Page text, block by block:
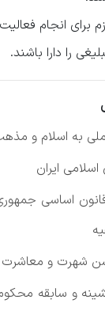
برای انجام
را دارا باشند.
عملی به اسلام و
ایران
اساسی
شهرت و معاشرت
و سابقه